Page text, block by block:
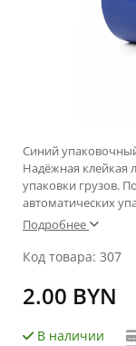
Синий
Надёжная клейкая
упаковки грузов.
автоматических
Подробнее
Код товара: 307
2.00 BYN
В наличии